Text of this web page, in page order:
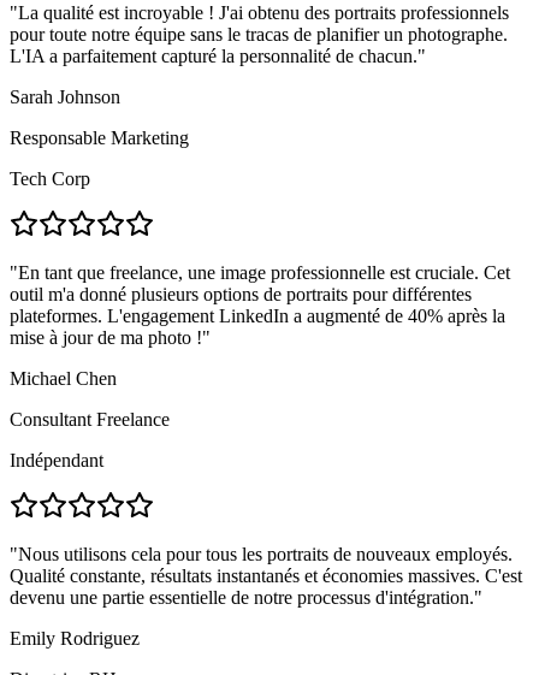
"La qualité est incroyable ! J'ai obtenu des portraits professionnels
pour toute notre équipe sans le tracas de planifier un photographe.
L'IA a parfaitement capturé la personnalité de chacun."
Sarah Johnson
Responsable Marketing
Tech Corp
"En tant que freelance, une image professionnelle est cruciale. Cet
outil m'a donné plusieurs options de portraits pour différentes
plateformes. L'engagement LinkedIn a augmenté de 40% après la
mise à jour de ma photo !"
Michael Chen
Consultant Freelance
Indépendant
"Nous utilisons cela pour tous les portraits de nouveaux employés.
Qualité constante, résultats instantanés et économies massives. C'est
devenu une partie essentielle de notre processus d'intégration."
Emily Rodriguez